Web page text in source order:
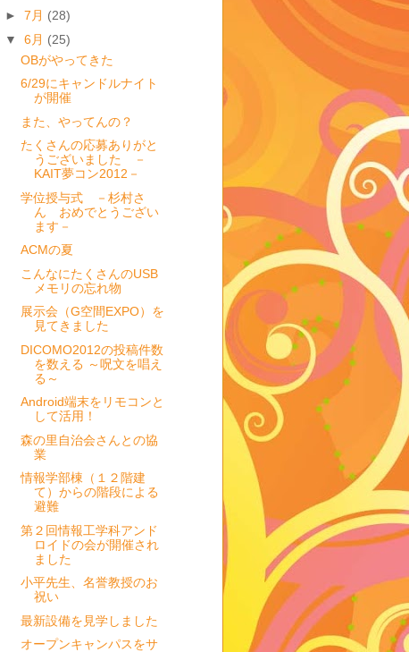
► 7月 (28)
▼ 6月 (25)
OBがやってきた
6/29にキャンドルナイト
が開催
また、やってんの？
たくさんの応募ありがと
うございました －
KAIT夢コン2012－
学位授与式 －杉村さ
ん おめでとうござい
ます－
ACMの夏
こんなにたくさんのUSB
メモリの忘れ物
展示会（G空間EXPO）を
見てきました
DICOMO2012の投稿件数
を数える ～呪文を唱え
る～
Android端末をリモコンと
して活用！
森の里自治会さんとの協
業
情報学部棟（１２階建
て）からの階段による
避難
第２回情報工学科アンド
ロイドの会が開催され
ました
小平先生、名誉教授のお
祝い
最新設備を見学しました
オープンキャンパスをサ